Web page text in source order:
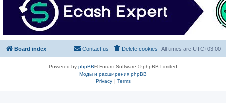
Board index All times are UTC+03:00
Delete cookies
Contact us
Powered by phpBB® Forum Software © phpBB Limited
Моды и расширения phpBB
Privacy| Terms